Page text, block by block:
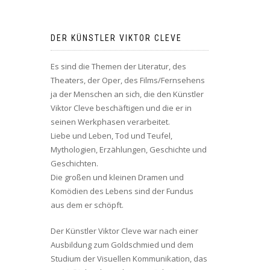
DER KÜNSTLER VIKTOR CLEVE
Es sind die Themen der Literatur, des
Theaters, der Oper, des Films/Fernsehens
ja der Menschen an sich, die den Künstler
Viktor Cleve beschäftigen und die er in
seinen Werkphasen verarbeitet.
Liebe und Leben, Tod und Teufel,
Mythologien, Erzählungen, Geschichte und
Geschichten.
Die großen und kleinen Dramen und
Komödien des Lebens sind der Fundus
aus dem er schöpft.
Der Künstler Viktor Cleve war nach einer
Ausbildung zum Goldschmied und dem
Studium der Visuellen Kommunikation, das